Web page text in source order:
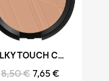
Vista rápida SILKY TOUCH COMPACT POWDER, GOLDEN ROSE
8,50 € 7,65 €